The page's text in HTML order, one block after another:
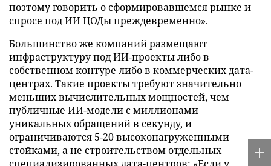
поэтому говорить о сформировавшемся рынке и
спросе под ИИ ЦОДы преждевременно».
Большинство же компаний размещают
инфраструктуру под ИИ-проекты либо в
собственном контуре либо в коммерческих дата-
центрах. Такие проекты требуют значительно
меньших вычислительных мощностей, чем
публичные ИИ-модели с миллионами
уникальных обращений в секунду, и
ограничиваются 5-20 высоконагруженными
стойками, а не строительством отдельных